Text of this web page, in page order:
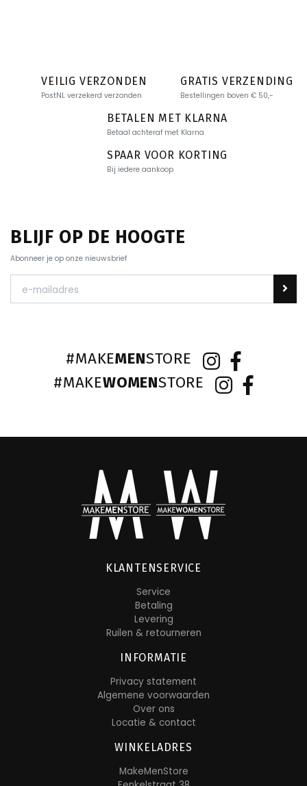
VEILIG VERZONDEN
PostNL verzekerd verzonden
GRATIS VERZENDING
Bestellingen boven € 50,-
BETALEN MET KLARNA
Betaal achteraf met Klarna
SPAAR VOOR KORTING
Bij iedere aankoop
BLIJF OP DE HOOGTE
Abonneer je op onze nieuwsbrief
#MAKEMENSTORE
#MAKEWOMENSTORE
KLANTENSERVICE
Service
Betaling
Levering
Ruilen & retourneren
INFORMATIE
Privacy statement
Algemene voorwaarden
Over ons
Locatie & contact
WINKELADRES
MakeMenStore